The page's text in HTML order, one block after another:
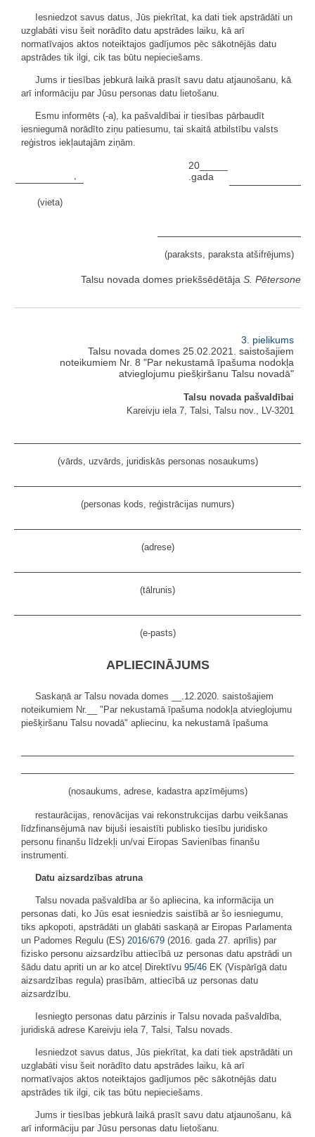
Iesniedzot savus datus, Jūs piekrītat, ka dati tiek apstrādāti un
uzglabāti visu šeit norādīto datu apstrādes laiku, kā arī
normatīvajos aktos noteiktajos gadījumos pēc sākotnējās datu
apstrādes tik ilgi, cik tas būtu nepieciešams.
Jums ir tiesības jebkurā laikā prasīt savu datu atjaunošanu, kā
arī informāciju par Jūsu personas datu lietošanu.
Esmu informēts (-a), ka pašvaldībai ir tiesības pārbaudīt
iesniegumā norādīto ziņu patiesumu, tai skaitā atbilstību valsts
reģistros iekļautajām ziņām.
20_____
.gada
(vieta)
(paraksts, paraksta atšifrējums)
Talsu novada domes priekšsēdētāja S. Pētersone
3. pielikums
Talsu novada domes 25.02.2021. saistošajiem
noteikumiem Nr. 8 "Par nekustamā īpašuma nodokļa
atvieglojumu piešķiršanu Talsu novadā"
Talsu novada pašvaldībai
Kareivju iela 7, Talsi, Talsu nov., LV-3201
(vārds, uzvārds, juridiskās personas nosaukums)
(personas kods, reģistrācijas numurs)
(adrese)
(tālrunis)
(e-pasts)
APLIECINĀJUMS
Saskaņā ar Talsu novada domes __.12.2020. saistošajiem
noteikumiem Nr.__ "Par nekustamā īpašuma nodokļa atvieglojumu
piešķiršanu Talsu novadā" apliecinu, ka nekustamā īpašuma
(nosaukums, adrese, kadastra apzīmējums)
restaurācijas, renovācijas vai rekonstrukcijas darbu veikšanas
līdzfinansējumā nav bijuši iesaistīti publisko tiesību juridisko
personu finanšu līdzekļi un/vai Eiropas Savienības finanšu
instrumenti.
Datu aizsardzības atruna
Talsu novada pašvaldība ar šo apliecina, ka informācija un
personas dati, ko Jūs esat iesniedzis saistībā ar šo iesniegumu,
tiks apkopoti, apstrādāti un glabāti saskaņā ar Eiropas Parlamenta
un Padomes Regulu (ES) 2016/679 (2016. gada 27. aprīlis) par
fizisko personu aizsardzību attiecībā uz personas datu apstrādi un
šādu datu apriti un ar ko atceļ Direktīvu 95/46 EK (Vispārīgā datu
aizsardzības regula) prasībām, attiecībā uz personas datu
aizsardzību.
Iesniegto personas datu pārzinis ir Talsu novada pašvaldība,
juridiskā adrese Kareivju iela 7, Talsi, Talsu novads.
Iesniedzot savus datus, Jūs piekrītat, ka dati tiek apstrādāti un
uzglabāti visu šeit norādīto datu apstrādes laiku, kā arī
normatīvajos aktos noteiktajos gadījumos pēc sākotnējās datu
apstrādes tik ilgi, cik tas būtu nepieciešams.
Jums ir tiesības jebkurā laikā prasīt savu datu atjaunošanu, kā
arī informāciju par Jūsu personas datu lietošanu.